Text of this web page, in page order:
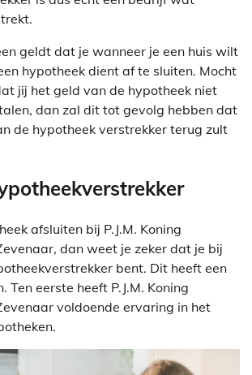
geldt dat je wanneer je een huis wilt
hypotheek dient af te sluiten. Mocht
jij het geld van de hypotheek niet
dan zal dit tot gevolg hebben dat
de hypotheek verstrekker terug zult
afsluiten bij P.J.M. Koning
dan weet je zeker dat je bij
bent. Dit heeft een
Ten eerste heeft P.J.M. Koning
voldoende ervaring in het